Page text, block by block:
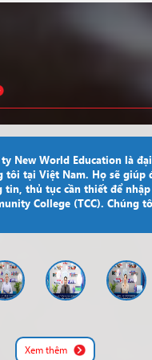
Canada York University
Mỹ Wright State
Canada Fanshawe
Mỹ Wright State
Mỹ Santiago
Mỹ Xavier University
ty New World Education là
tôi tại Việt Nam. Họ sẽ giúp
tin, thủ tục cần thiết để nhập
College (TCC). Chúng
Xem thêm